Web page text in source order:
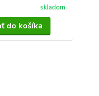
skladom
do košíka